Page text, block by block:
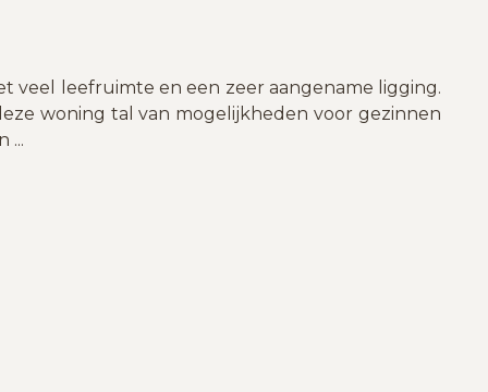
veel leefruimte en een zeer aangename ligging.
woning tal van mogelijkheden voor gezinnen
...